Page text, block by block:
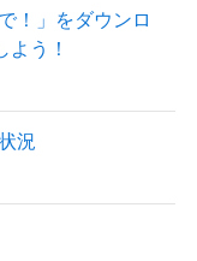
！」をダウンロ
う！
況